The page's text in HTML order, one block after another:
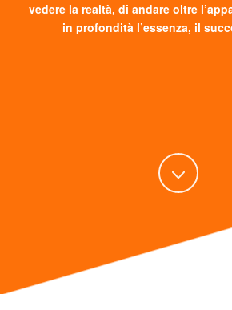
vedere la realtà, di andare oltre
in profondità l’essenza, il